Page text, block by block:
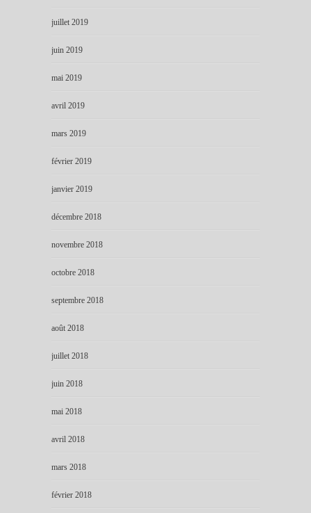
juillet 2019
juin 2019
mai 2019
avril 2019
mars 2019
février 2019
janvier 2019
décembre 2018
novembre 2018
octobre 2018
septembre 2018
août 2018
juillet 2018
juin 2018
mai 2018
avril 2018
mars 2018
février 2018